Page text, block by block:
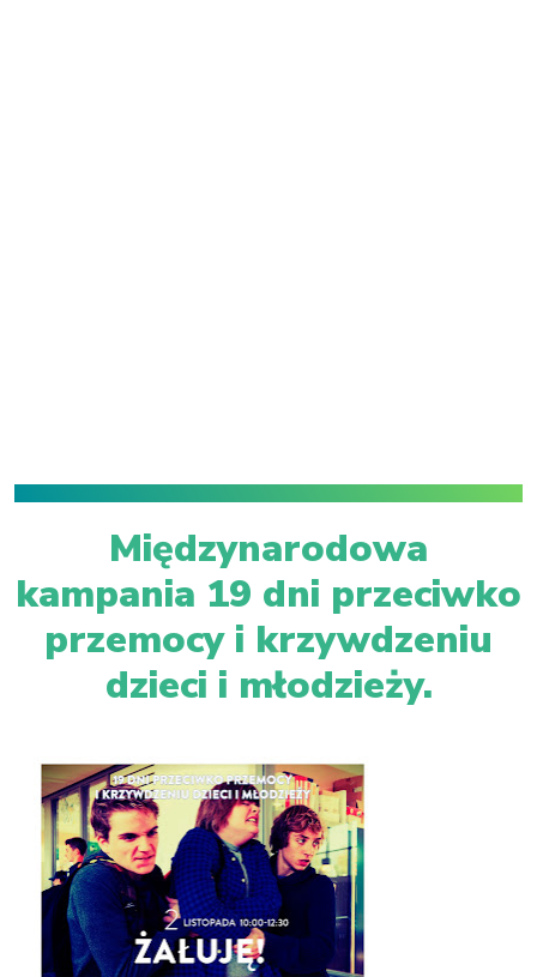
Międzynarodowa
kampania 19 dni przeciwko
przemocy i krzywdzeniu
dzieci i młodzieży.